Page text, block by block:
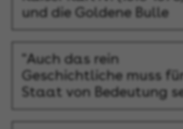
und die Goldene Bulle
"Auch das rein
Geschichtliche muss
Staat von Bedeutung